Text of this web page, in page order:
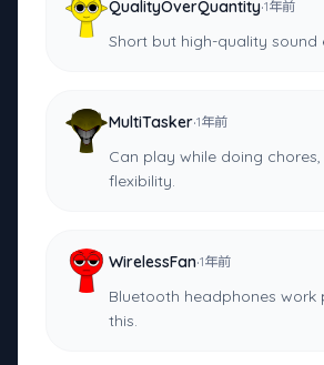
QualityOverQuantity·1年前
Short but high-quality sound
MultiTasker·1年前
Can play while doing
flexibility.
WirelessFan·1年前
Bluetooth headphones work
this.